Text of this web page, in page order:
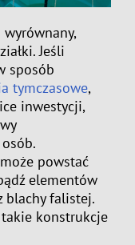
wyrównany,
Jeśli
sposób
tymczasowe,
inwestycji,
powstać
elementów
blachy falistej.
konstrukcje